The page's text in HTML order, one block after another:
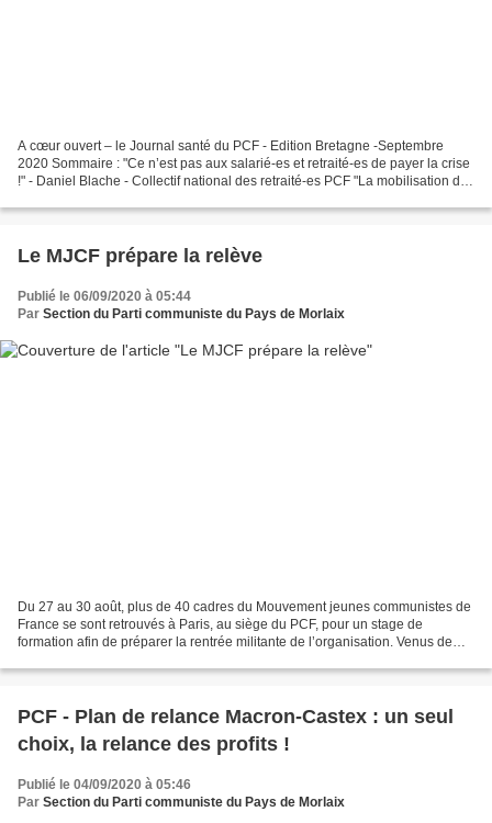
A cœur ouvert – le Journal santé du PCF - Edition Bretagne -Septembre
2020 Sommaire : "Ce n’est pas aux salarié-es et retraité-es de payer la crise
!" - Daniel Blache - Collectif national des retraité-es PCF "La mobilisation du
Le MJCF prépare la relève
Publié le 06/09/2020 à 05:44
Par Section du Parti communiste du Pays de Morlaix
Du 27 au 30 août, plus de 40 cadres du Mouvement jeunes communistes de
France se sont retrouvés à Paris, au siège du PCF, pour un stage de
formation afin de préparer la rentrée militante de l’organisation. Venus de
PCF - Plan de relance Macron-Castex : un seul
choix, la relance des profits !
Publié le 04/09/2020 à 05:46
Par Section du Parti communiste du Pays de Morlaix